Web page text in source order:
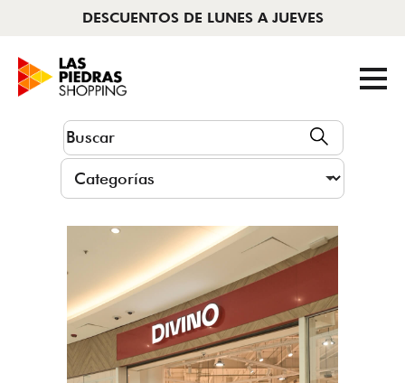
DESCUENTOS DE LUNES A JUEVES
AHORA ABIERTO | 11 A 22HS
Tiendas
Cine
Novedades